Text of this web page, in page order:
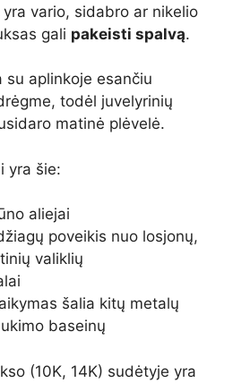
vario, sidabro ar nikelio
gali pakeisti spalvą.
su aplinkoje esančiu
todėl juvelyrinių
matinė plėvelė.
yra šie:
aliejai
poveikis nuo losjonų,
valiklių
šalia kitų metalų
baseinų
(10K, 14K) sudėtyje yra